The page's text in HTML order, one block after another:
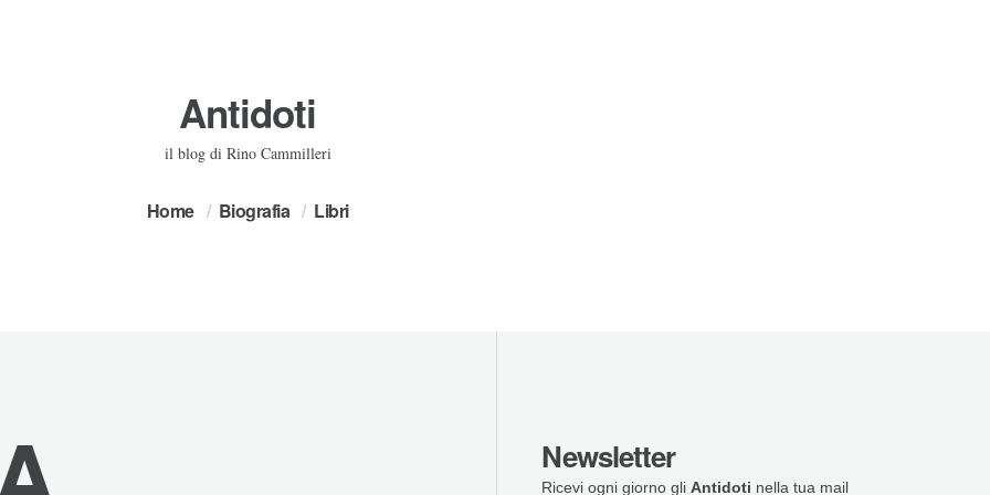
Antidoti
il blog di Rino Cammilleri
Home Biografia Libri
Newsletter
Ricevi ogni giorno gli Antidoti nella tua mail